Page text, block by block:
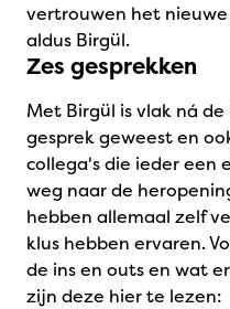
vertrouwen het nieuwe
aldus Birgül.
Zes gesprekken
Met Birgül is vlak ná
gesprek geweest en
collega's die ieder een
weg naar de
hebben allemaal zelf
klus hebben ervaren.
de ins en outs en wat
zijn deze hier te lezen: